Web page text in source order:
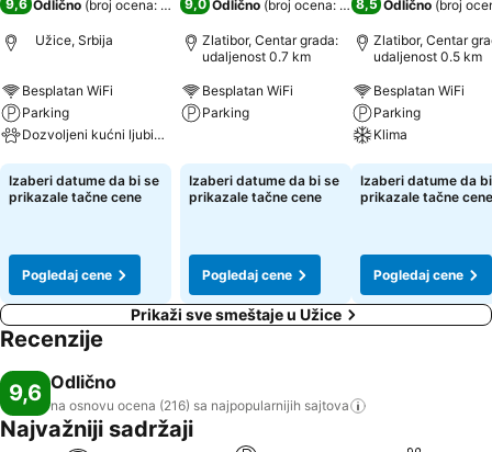
9,6 Odlično (broj ocena: 216)
Užice, Srbija
Besplatan WiFi
Parking
Dozvoljeni kućni ljubimci
Pogledaj cene
Izaberi datume da bi se
prikazale tačne cene
Pogledaj cene
9,0 Odlično (broj ocena: 1.000)
Zlatibor, Centar grada:
udaljenost 0.7 km
Besplatan WiFi
Parking
Izaberi datume da bi se
prikazale tačne cene
Pogledaj cene
8,5 Odlično (broj
Zlatibor, Centar
udaljenost 0.5 km
Besplatan WiFi
Parking
Klima
Pogledaj cene
Izaberi datume da
prikazale tačne cene
Pogledaj cene
Prikaži sve smeštaje u Užice
Recenzije
9,6 Odlično
na osnovu ocena (216) sa najpopularnijih sajtova
Najvažniji sadržaji